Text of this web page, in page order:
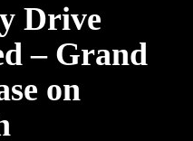
Drive
– Grand
on